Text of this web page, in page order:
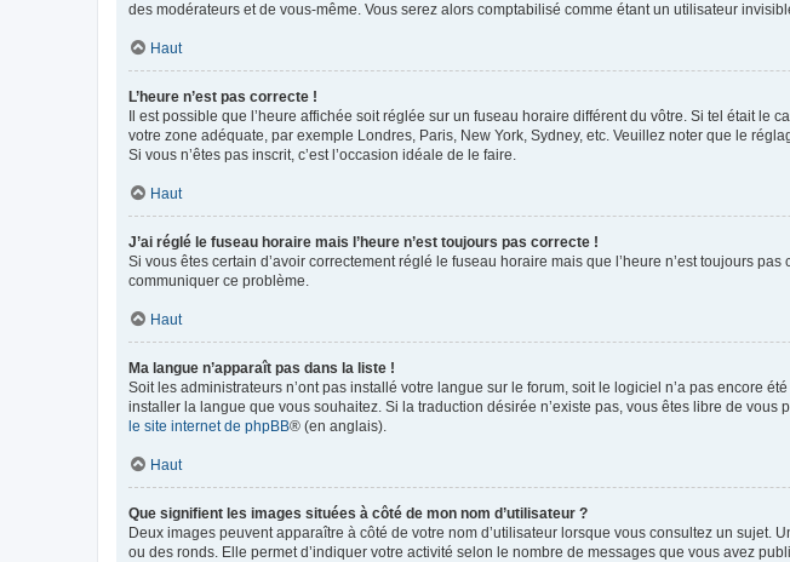
des modérateurs et de vous-même. Vous serez alors comptabilisé comme étant un utilisateur
Haut
L’heure n’est pas correcte !
Il est possible que l’heure affichée soit réglée sur un fuseau horaire différent du vôtre. Si tel était
votre zone adéquate, par exemple Londres, Paris, New York, Sydney, etc. Veuillez noter que le
Si vous n’êtes pas inscrit, c’est l’occasion idéale de le faire.
Haut
J’ai réglé le fuseau horaire mais l’heure n’est toujours pas correcte !
Si vous êtes certain d’avoir correctement réglé le fuseau horaire mais que l’heure n’est toujours
communiquer ce problème.
Haut
Ma langue n’apparaît pas dans la liste !
Soit les administrateurs n’ont pas installé votre langue sur le forum, soit le logiciel n’a pas encore
installer la langue que vous souhaitez. Si la traduction désirée n’existe pas, vous êtes libre de
le site internet de phpBB® (en anglais).
Haut
Que signifient les images situées à côté de mon nom d’utilisateur ?
Deux images peuvent apparaître à côté de votre nom d’utilisateur lorsque vous consultez un
ou des ronds. Elle permet d’indiquer votre activité selon le nombre de messages que vous avez